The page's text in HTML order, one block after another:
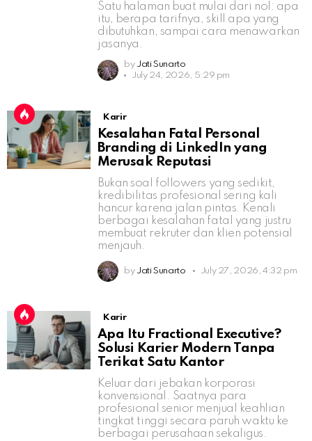
Satu halaman buat mulai dari nol: apa
itu, berapa tarifnya, skill apa yang
dibutuhkan, sampai cara menawarkan
jasanya.
by Jati Sunarto
July 24, 2026, 5:29 pm
Karir
Kesalahan Fatal Personal
Branding di LinkedIn yang
Merusak Reputasi
Bukan soal followers yang sedikit,
kredibilitas profesional sering kali
hancur karena jalan pintas. Kenali
berbagai kesalahan fatal yang justru
membuat rekruter dan klien potensial
menjauh.
by Jati Sunarto July 27, 2026, 4:32 pm
Karir
Apa Itu Fractional Executive?
Solusi Karier Modern Tanpa
Terikat Satu Kantor
Keluar dari jebakan korporasi
konvensional. Saatnya para
profesional senior menjual keahlian
tingkat tinggi secara paruh waktu ke
berbagai perusahaan sekaligus.